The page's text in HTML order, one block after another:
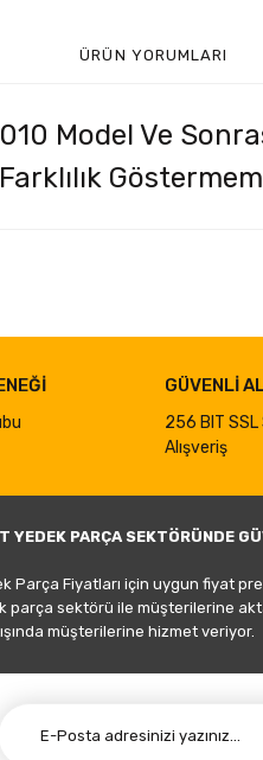
ÜRÜN YORUMLARI
Model Ve
bulunuyor.
GÜVENLİ
256 BIT
Alışveriş
YEDEK PARÇA SEKTÖRÜNDE
Parça Fiyatları için uygun fiyat
parça sektörü ile müşterilerine
müşterilerine hizmet veriyor.